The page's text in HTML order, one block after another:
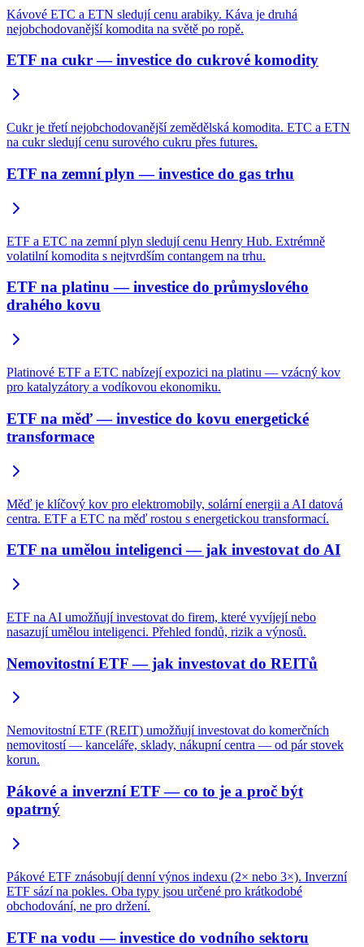
Kávové ETC a ETN sledují cenu arabiky. Káva je druhá
nejobchodovanější komodita na světě po ropě.
ETF na cukr — investice do cukrové komodity
Cukr je třetí nejobchodovanější zemědělská komodita. ETC a ETN
na cukr sledují cenu surového cukru přes futures.
ETF na zemní plyn — investice do gas trhu
ETF a ETC na zemní plyn sledují cenu Henry Hub. Extrémně
volatilní komodita s nejtvrdším contangem na trhu.
ETF na platinu — investice do průmyslového
drahého kovu
Platinové ETF a ETC nabízejí expozici na platinu — vzácný kov
pro katalyzátory a vodíkovou ekonomiku.
ETF na měď — investice do kovu energetické
transformace
Měď je klíčový kov pro elektromobily, solární energii a AI datová
centra. ETF a ETC na měď rostou s energetickou transformací.
ETF na umělou inteligenci — jak investovat do AI
ETF na AI umožňují investovat do firem, které vyvíjejí nebo
nasazují umělou inteligenci. Přehled fondů, rizik a výnosů.
Nemovitostní ETF — jak investovat do REITů
Nemovitostní ETF (REIT) umožňují investovat do komerčních
nemovitostí — kanceláře, sklady, nákupní centra — od pár stovek
korun.
Pákové a inverzní ETF — co to je a proč být
opatrný
Pákové ETF znásobují denní výnos indexu (2× nebo 3×). Inverzní
ETF sází na pokles. Oba typy jsou určené pro krátkodobé
obchodování, ne pro držení.
ETF na vodu — investice do vodního sektoru